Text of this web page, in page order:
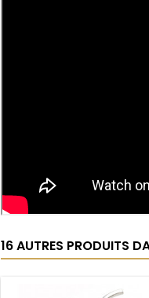
16 AUTRES PRODUITS